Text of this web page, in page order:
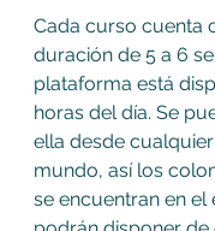
Cada curso cuenta
duración de 5 a 6
plataforma está
horas del día. Se
ella desde
mundo, así los
se encuentran en el